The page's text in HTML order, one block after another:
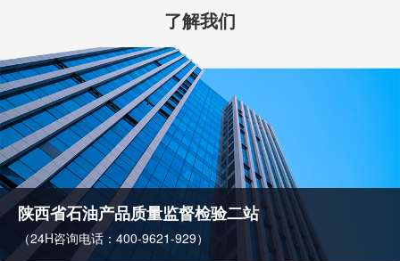
了解我们
陕西省石油产品质量监督检验二站
（24H咨询电话：400-9621-929）